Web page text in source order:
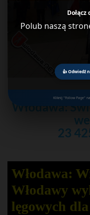
Dołącz
Polub naszą
👍 Odwiedź
Kliknij "Follow Page"
Włodawa:
23
Włodawa:
Włodawy
lęgowych